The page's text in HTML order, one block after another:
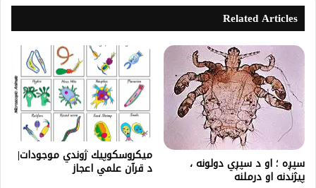
Related Articles
سپږه ؛ او د سپږي دولونه ،
پیژندنه او درملنه
میكروسكوپيك ژوندي موجودات|
د قرآن علمي اعجاز